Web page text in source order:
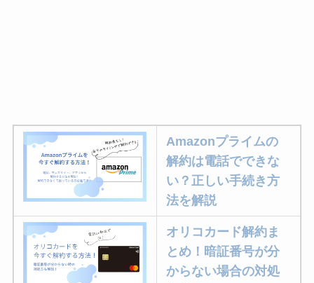
Amazonプライムの
解約は電話でできな
い？正しい手続き方
法を解説
オリコカード解約ま
とめ！暗証番号が分
からない場合の対処